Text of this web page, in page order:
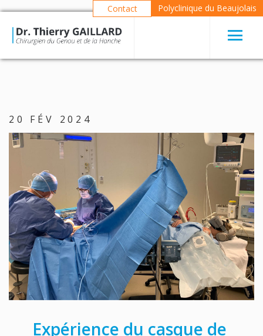
Polyclinique du Beaujolais
Contact
20 FÉV 2024
Expérience du casque de